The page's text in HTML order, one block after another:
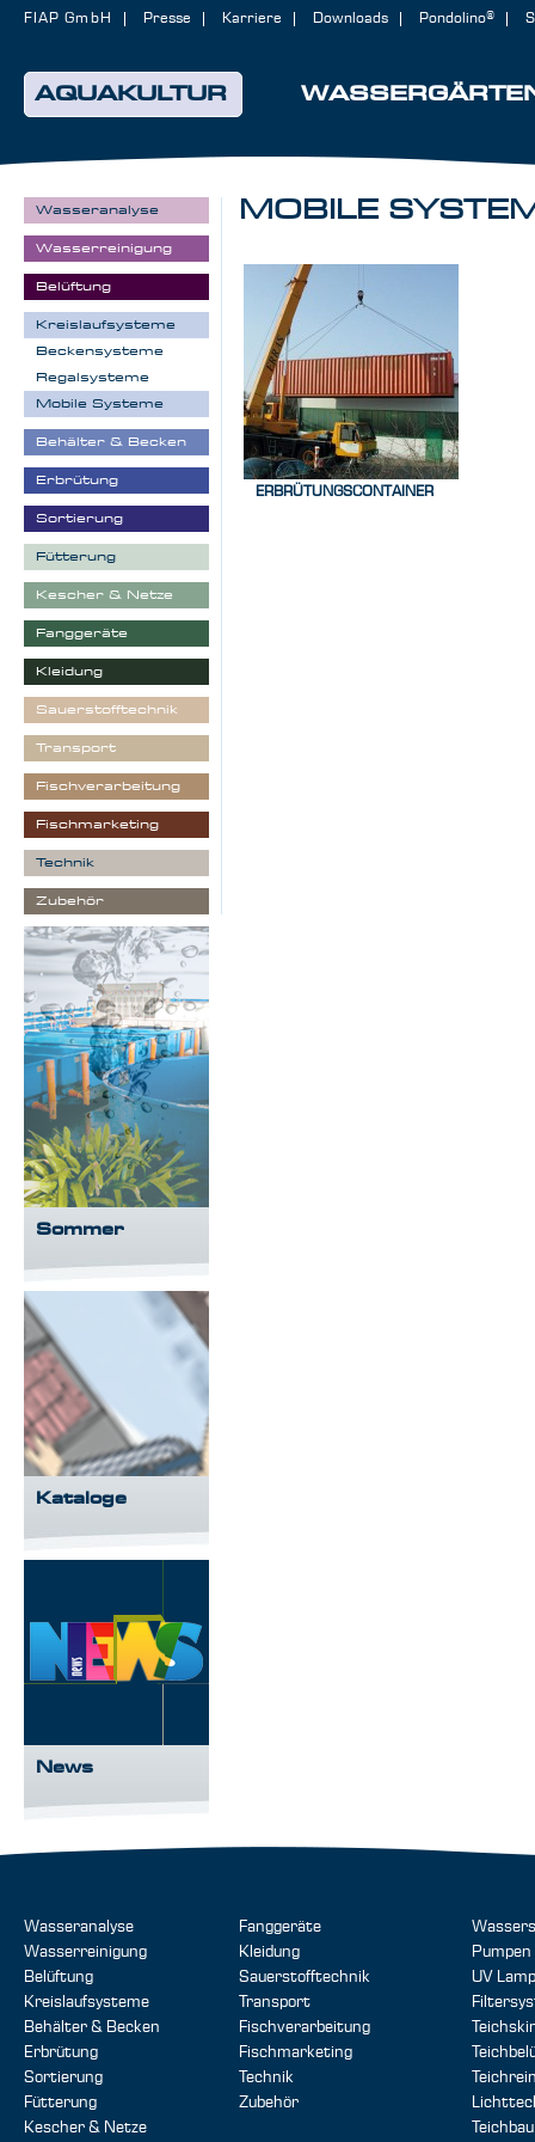
AQUAKULTUR
FIAP GmbH Presse Karriere Downloads Pondolino®
MOBILE
ERBRÜTUNGSCONTAINER
Wasseranalyse
Wasserreinigung
Belüftung
Kreislaufsysteme
Beckensysteme
Regalsysteme
Mobile Systeme
Behälter & Becken
Erbrütung
Sortierung
Fütterung
Kescher & Netze
Fanggeräte
Kleidung
Sauerstofftechnik
Transport
Fischverarbeitung
Fischmarketing
Technik
Zubehör
Sommer
Kataloge
News
Wasseranalyse
Wasserreinigung
Belüftung
Kreislaufsysteme
Behälter & Becken
Erbrütung
Sortierung
Fütterung
Kescher & Netze
Fanggeräte
Kleidung
Sauerstofftechnik
Transport
Fischverarbeitung
Fischmarketing
Technik
Zubehör
Pumpen
UV
Teichbau